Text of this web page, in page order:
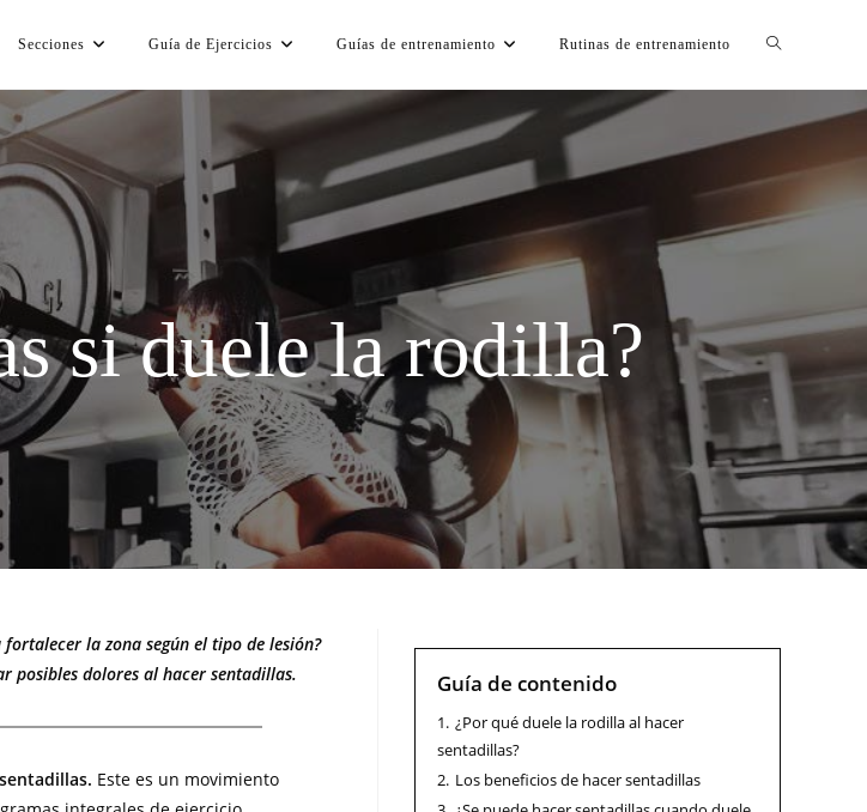
Secciones Guía de Ejercicios Guías de entrenamiento Rutinas de entrenamiento
si duele la rodilla?
la zona según el tipo de lesión?
posibles dolores al hacer sentadillas.
Este es un movimiento
Guía de contenido
1. ¿Por qué duele la rodilla al hacer
sentadillas?
2. Los beneficios de hacer sentadillas